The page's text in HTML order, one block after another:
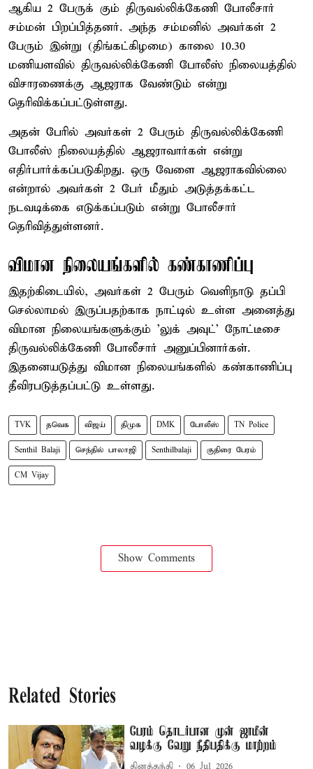
ஆகிய 2 பேருக் கும் திருவல்லிக்கேணி போலீசார்
சம்மன் பிறப்பித்தனர். அந்த சம்மனில் அவர்கள் 2
பேரும் இன்று (திங்கட்கிழமை) காலை 10.30
மணியளவில் திருவல்லிக்கேணி போலீஸ் நிலையத்தில்
விசாரணைக்கு ஆஜராக வேண்டும் என்று
தெரிவிக்கப்பட்டுள்ளது.
அதன் பேரில் அவர்கள் 2 பேரும் திருவல்லிக்கேணி
போலீஸ் நிலையத்தில் ஆஜராவார்கள் என்று
எதிர்பார்க்கப்படுகிறது. ஒரு வேளை ஆஜராகவில்லை
என்றால் அவர்கள் 2 பேர் மீதும் அடுத்தக்கட்ட
நடவடிக்கை எடுக்கப்படும் என்று போலீசார்
தெரிவித்துள்ளனர்.
விமான நிலையங்களில் கண்காணிப்பு
இதற்கிடையில், அவர்கள் 2 பேரும் வெளிநாடு தப்பி
செல்லாமல் இருப்பதற்காக நாட்டில் உள்ள அனைத்து
விமான நிலையங்களுக்கும் 'லுக் அவுட்' நோட்டீசை
திருவல்லிக்கேணி போலீசார் அனுப்பினார்கள்.
இதனையடுத்து விமான நிலையங்களில் கண்காணிப்பு
தீவிரபடுத்தப்பட்டு உள்ளது.
TVK தவெக விஜய் திமுக DMK போலீஸ் TN Police
Senthil Balaji செந்தில் பாலாஜி Senthilbalaji குதிரை பேரம்
CM Vijay
Show Comments
Related Stories
பேரம் தொடர்பான முன் ஜாமீன்
வழக்கு வேறு நீதிபதிக்கு மாற்றம்
தினத்தந்தி 06 Jul 2026